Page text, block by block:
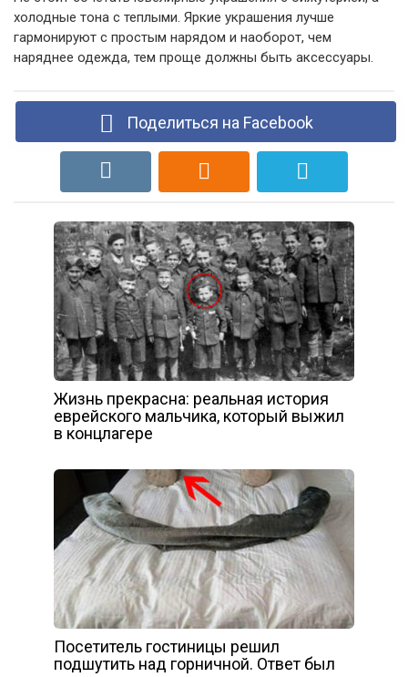
холодные тона с теплыми. Яркие украшения лучше
гармонируют с простым нарядом и наоборот, чем
наряднее одежда, тем проще должны быть аксессуары.
Поделиться на Facebook
Жизнь прекрасна: реальная история
еврейского мальчика, который выжил
в концлагере
Посетитель гостиницы решил
подшутить над горничной. Ответ был